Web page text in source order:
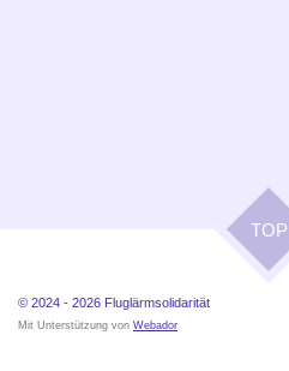
TOP
© 2024 - 2026 Fluglärmsolidarität
Mit Unterstützung von Webador